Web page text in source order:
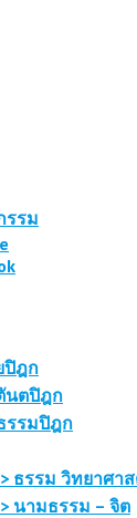
รรม
ปิฎก
นตปิฎก
รรมปิฎก
> ธรรม วิทยาศา
> นามธรรม – จิต